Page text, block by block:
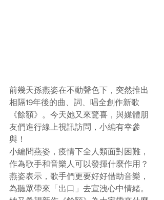
前幾天孫燕姿在不動聲色下，突然推出
相隔19年後的曲、詞、唱全創作新歌
《餘額》。今天她又來驚喜，與媒體朋
友們進行線上視訊訪問，小編有幸參
與！
小編問燕姿，疫情下全人類面對困難，
作為歌手和音樂人可以發揮什麼作用？
燕姿表示，歌手們更要好好借助音樂，
為聽眾帶來「出口」去宣洩心中情緒。